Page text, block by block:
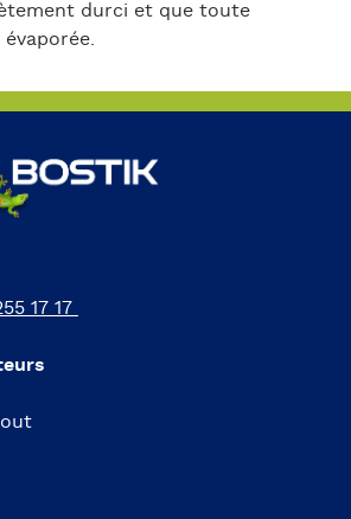
durci et que toute
17 17